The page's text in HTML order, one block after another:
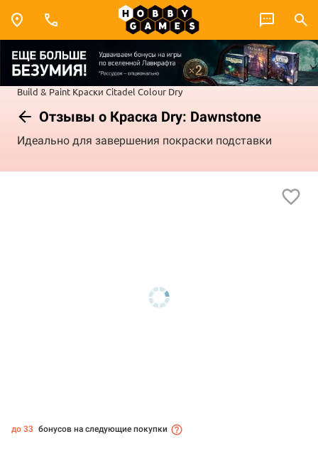
Build & Paint Краски Citadel Colour Dry
Отзывы о Краска Dry: Dawnstone
Идеально для завершения покраски подставки
до 33 бонусов на следующие покупки